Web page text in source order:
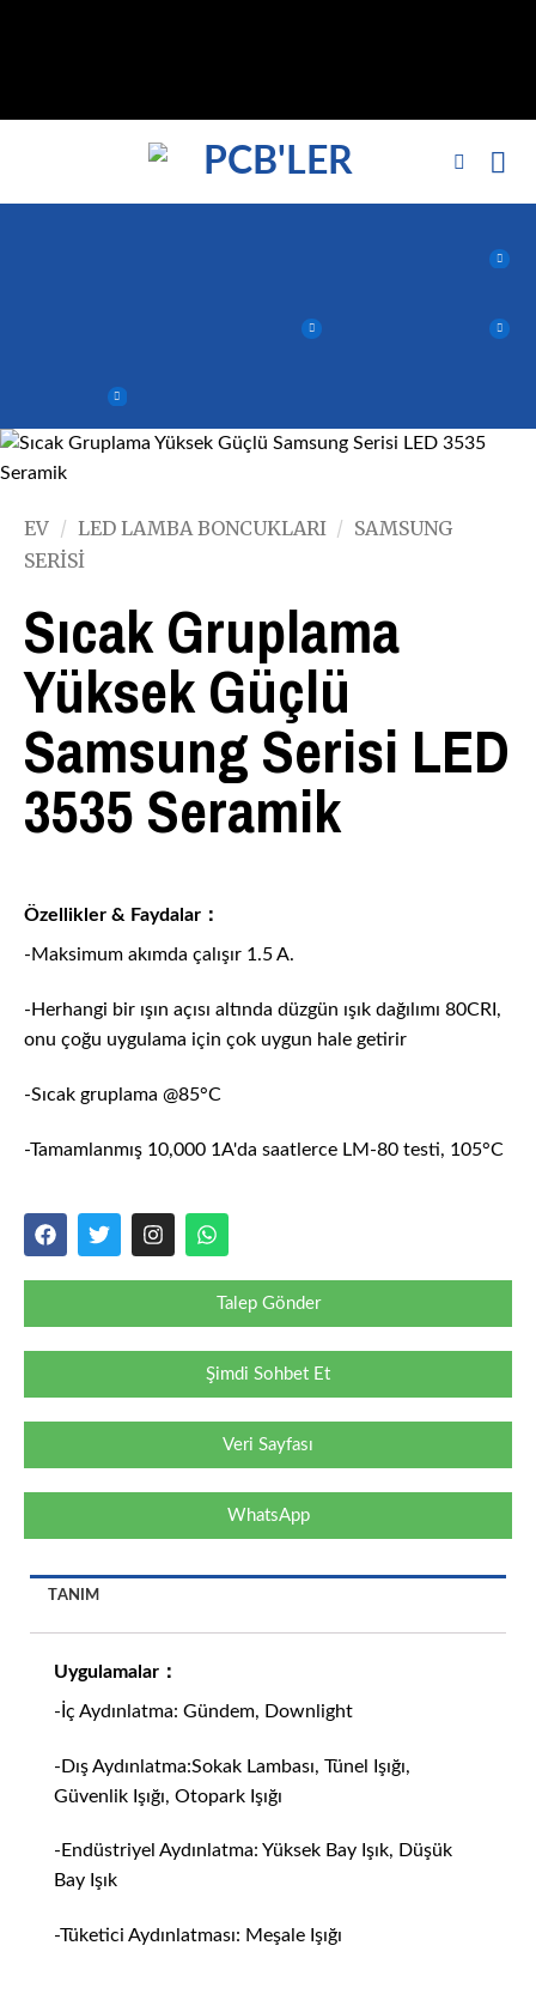
EV / LED LAMBA BONCUKLARI / SAMSUNG
SERISI
Sıcak Gruplama
Yüksek Güçlü
Samsung Serisi LED
3535 Seramik
Özellikler & Faydalar：
-Maksimum akımda çalışır 1.5 A.
-Herhangi bir ışın açısı altında düzgün ışık dağılımı 80CRI,
onu çoğu uygulama için çok uygun hale getirir
-Sıcak gruplama @85°C
-Tamamlanmış 10,000 1A'da saatlerce LM-80 testi, 105°C
Talep Gönder
Şimdi Sohbet Et
Veri Sayfası
WhatsApp
TANIM
Uygulamalar：
-İç Aydınlatma: Gündem, Downlight
-Dış Aydınlatma:Sokak Lambası, Tünel Işığı,
Güvenlik Işığı, Otopark Işığı
-Endüstriyel Aydınlatma: Yüksek Bay Işık, Düşük
Bay Işık
-Tüketici Aydınlatması: Meşale Işığı